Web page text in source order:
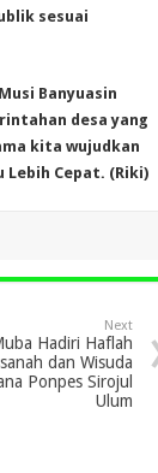
sesuai
Banyuasin
desa yang
kita wujudkan
Cepat. (Riki)
Next
Hadiri Haflah
dan Wisuda
Ponpes Sirojul
Ulum